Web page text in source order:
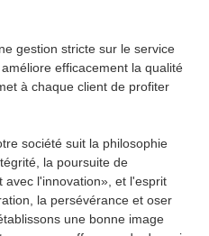
gestion stricte sur le service
efficacement la qualité
à chaque client de profiter
société suit la philosophie
la poursuite de
avec l'innovation», et l'esprit
la persévérance et oser
une bonne image